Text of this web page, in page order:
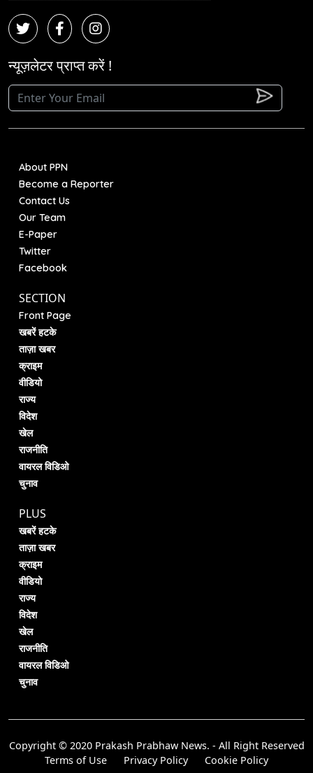
न्यूज़लेटर प्राप्त करें !
About PPN
Become a Reporter
Contact Us
Our Team
E-Paper
Twitter
Facebook
SECTION
Front Page
खबरें हटके
ताज़ा खबर
क्राइम
वीडियो
राज्य
विदेश
खेल
राजनीति
वायरल विडिओ
चुनाव
PLUS
खबरें हटके
ताज़ा खबर
क्राइम
वीडियो
राज्य
विदेश
खेल
राजनीति
वायरल विडिओ
चुनाव
Copyright © 2020 Prakash Prabhaw News. - All Right Reserved
Terms of Use
Privacy Policy Cookie Policy